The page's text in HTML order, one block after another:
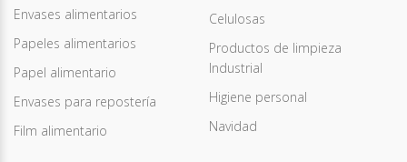
Envases alimentarios
Papeles alimentarios
Papel alimentario
Envases para repostería
Film alimentario
Celulosas
Productos de limpieza
Industrial
Higiene personal
Navidad